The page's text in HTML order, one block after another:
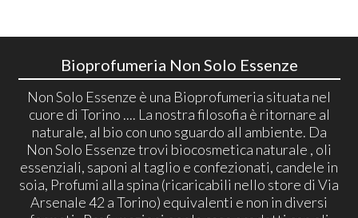
Bioprofumeria Non Solo Essenze
Non Solo Essenze è una Bioprofumeria situata nel
cuore di Torino .... La nostra filosofia è ritornare al
naturale, al bio con uno sguardo all ambiente. Da
Non Solo Essenze trovi biocosmetica naturale , oli
essenziali, saponi al taglio e confezionati, candele in
soia, Profumi alla spina (ricaricabili nello store di Via
Arsenale 42 a Torino) equivalenti e non in diversi